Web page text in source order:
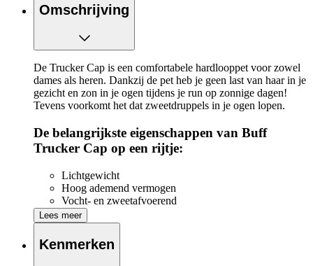
Omschrijving
De Trucker Cap is een comfortabele hardlooppet voor zowel
dames als heren. Dankzij de pet heb je geen last van haar in je
gezicht en zon in je ogen tijdens je run op zonnige dagen!
Tevens voorkomt het dat zweetdruppels in je ogen lopen.
De belangrijkste eigenschappen van Buff
Trucker Cap op een rijtje:
Lichtgewicht
Hoog ademend vermogen
Vocht- en zweetafvoerend
Mesh zijpanelen en achterkant voor meer ventilatie en
luchtcirculatie
Verstelbare snapbacksluiting voor persoonlijke pasvorm
Geìntegreerde zweetband aan de binnenkant
Lees meer
Kenmerken